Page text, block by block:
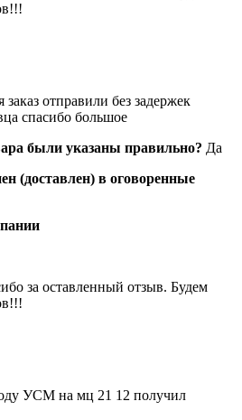
отправили без задержек
спасибо большое
были указаны правильно? Да
(доставлен) в оговоренные
за оставленный отзыв. Будем
УСМ на мц 21 12 получил